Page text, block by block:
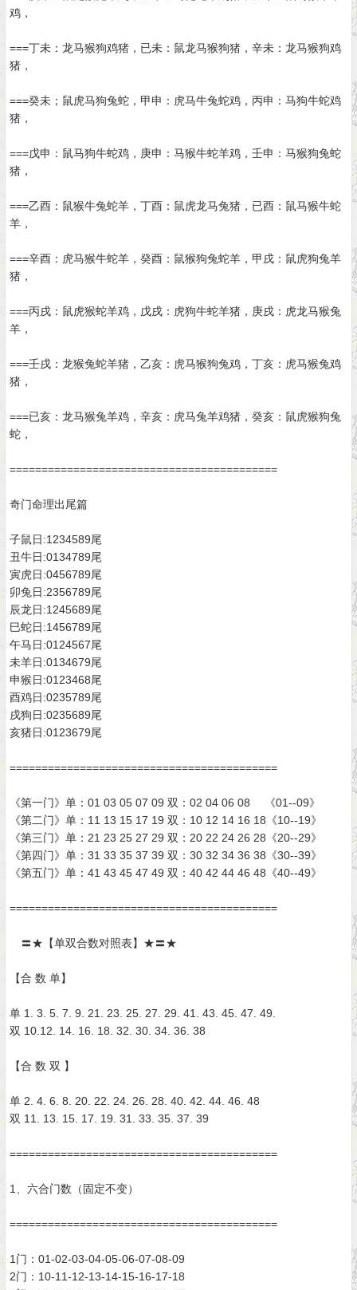
鸡，
===丁未：龙马猴狗鸡猪，已未：鼠龙马猴狗猪，辛未：龙马猴狗鸡
猪，
===癸未；鼠虎马狗兔蛇，甲申：虎马牛兔蛇鸡，丙申：马狗牛蛇鸡
猪，
===戊申：鼠马狗牛蛇鸡，庚申：马猴牛蛇羊鸡，壬申：马猴狗兔蛇
猪，
===乙酉：鼠猴牛兔蛇羊，丁酉：鼠虎龙马兔猪，已酉：鼠马猴牛蛇
羊，
===辛酉：虎马猴牛蛇羊，癸酉：鼠猴狗兔蛇羊，甲戌：鼠虎狗兔羊
猪，
===丙戌：鼠虎猴蛇羊鸡，戊戌：虎狗牛蛇羊猪，庚戌：虎龙马猴兔
羊，
===壬戌：龙猴兔蛇羊猪，乙亥：虎马猴狗兔鸡，丁亥：虎马猴兔鸡
猪，
===已亥：龙马猴兔羊鸡，辛亥：虎马兔羊鸡猪，癸亥：鼠虎猴狗兔
蛇，
==========================================
奇门命理出尾篇
子鼠日:1234589尾
丑牛日:0134789尾
寅虎日:0456789尾
卯兔日:2356789尾
辰龙日:1245689尾
巳蛇日:1456789尾
午马日:0124567尾
未羊日:0134679尾
申猴日:0123468尾
酉鸡日:0235789尾
戌狗日:0235689尾
亥猪日:0123679尾
==========================================
《第一门》单：01 03 05 07 09 双：02 04 06 08 《01--09》
《第二门》单：11 13 15 17 19 双：10 12 14 16 18《10--19》
《第三门》单：21 23 25 27 29 双：20 22 24 26 28《20--29》
《第四门》单：31 33 35 37 39 双：30 32 34 36 38《30--39》
《第五门》单：41 43 45 47 49 双：40 42 44 46 48《40--49》
==========================================
〓★【单双合数对照表】★〓★
【合 数 单】
单 1. 3. 5. 7. 9. 21. 23. 25. 27. 29. 41. 43. 45. 47. 49.
双 10.12. 14. 16. 18. 32. 30. 34. 36. 38
【合 数 双 】
单 2. 4. 6. 8. 20. 22. 24. 26. 28. 40. 42. 44. 46. 48
双 11. 13. 15. 17. 19. 31. 33. 35. 37. 39
==========================================
1、六合门数（固定不变）
==========================================
1门：01-02-03-04-05-06-07-08-09
2门：10-11-12-13-14-15-16-17-18